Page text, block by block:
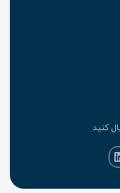
کنید